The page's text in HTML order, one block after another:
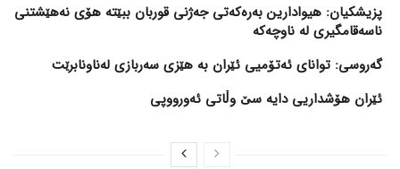
پزیشکیان: هیوادارین بەرەکەتی جەژنی قوربان ببێتە هۆی نەهێشتنی
ناسەقامگیری لە ناوچەکە
گەروسی: توانای ئەتۆمیی ئێران بە هێزی سەربازی لەناونابرێت
ئێران هۆشداریی دایە سێ وڵاتی ئەورووپی